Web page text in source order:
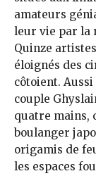
amateurs
leur vie par la
Quinze
éloignés des
côtoient.
couple
quatre mains,
boulanger
origamis de
les espaces